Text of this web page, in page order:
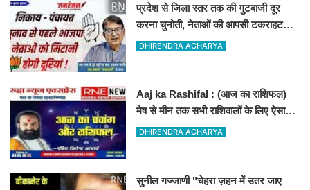
प्रदेश से जिला स्तर तक की गुटबाजी दूर
करना चुनोती, नेताओं की आपसी टकराहट
बढायेगी मुश्किलें
DHIRENDRA ACHARYA
Aaj ka Rashifal : (आज का राशिफल)
मेष से मीन तक सभी राशिवालों के लिए ऐसा
रहेगा आज का दिन !
DHIRENDRA ACHARYA
सुनील गज्जाणी "चेहरा ज़हन में उतर जाए